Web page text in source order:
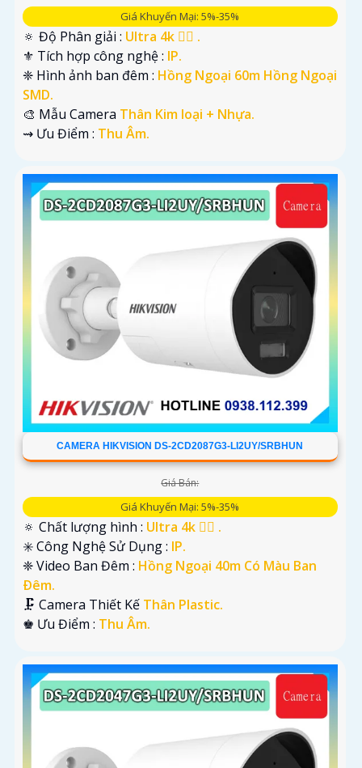
Giá Khuyến Mại: 5%-35%
🔅 Độ Phân giải : Ultra 4k 👍🏾 .
⚜️ Tích hợp công nghệ : IP.
❈ Hình ảnh ban đêm : Hồng Ngoại 60m Hồng Ngoại
SMD.
🎨 Mẫu Camera Thân Kim loại + Nhựa.
️⇝ Ưu Điểm : Thu Âm.
CAMERA HIKVISION DS-2CD2087G3-LI2UY/SRBHUN
Giá Bán:
Giá Khuyến Mại: 5%-35%
🔅 Chất lượng hình : Ultra 4k 👍🏾 .
✳️ Công Nghệ Sử Dụng : IP.
❈ Video Ban Đêm : Hồng Ngoại 40m Có Màu Ban
Ðêm.
🗜️ Camera Thiết Kế Thân Plastic.
️♚ Ưu Điểm : Thu Âm.